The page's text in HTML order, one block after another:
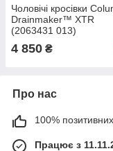
Чоловічі кросівки
Drainmaker™ XTR
(2063431 013)
4 850 ₴
Про нас
100% позитивних
Працює з